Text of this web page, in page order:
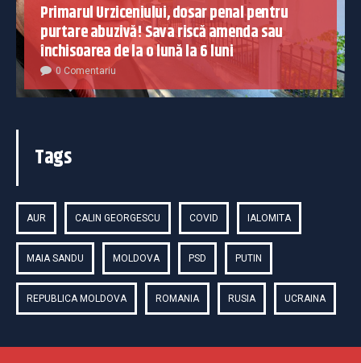
Primarul Urziceniului, dosar penal pentru
purtare abuzivă! Sava riscă amenda sau
închisoarea de la o lună la 6 luni
0 Comentariu
Tags
AUR CALIN GEORGESCU COVID IALOMITA
MAIA SANDU MOLDOVA PSD PUTIN
REPUBLICA MOLDOVA ROMANIA RUSIA UCRAINA